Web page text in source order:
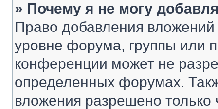
» Почему я не могу
Право добавления
уровне форума, группы или
конференции может не
определенных форумах.
вложения разрешено